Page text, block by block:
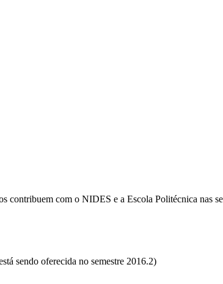
contribuem com o NIDES e a Escola Politécnica nas
sendo oferecida no semestre 2016.2)